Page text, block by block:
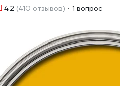
4.2 (410 отзывов) 1 вопрос